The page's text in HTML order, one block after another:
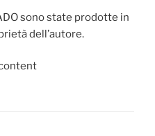
sono state prodotte in
dell’autore.